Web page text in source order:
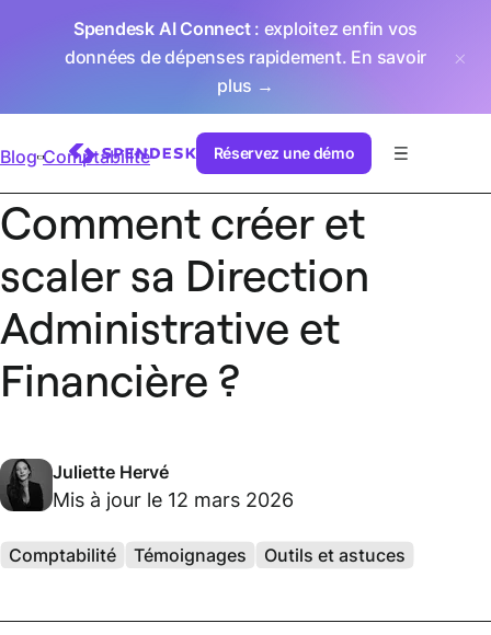
Spendesk AI Connect: exploitez enfin vos
données de dépenses rapidement. En savoir
plus →
Réservez une démo
Blog Comptabilité
Comment créer et
scaler sa Direction
Administrative et
Financière ?
Juliette Hervé
Mis à jour le 12 mars 2026
Comptabilité Témoignages Outils et astuces